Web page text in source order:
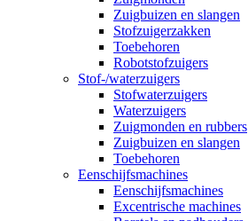
Zuigbuizen en slangen
Stofzuigerzakken
Toebehoren
Robotstofzuigers
Stof-/waterzuigers
Stofwaterzuigers
Waterzuigers
Zuigmonden en rubbers
Zuigbuizen en slangen
Toebehoren
Eenschijfsmachines
Eenschijfsmachines
Excentrische machines